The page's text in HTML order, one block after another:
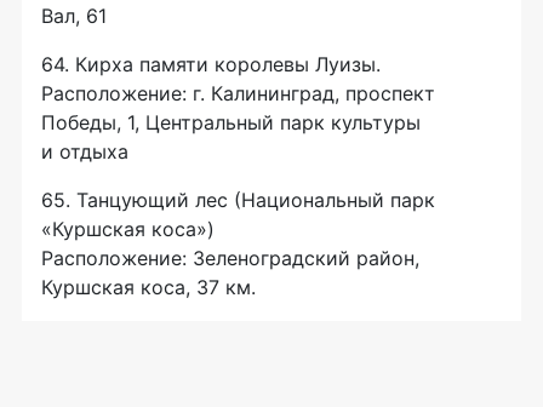
Вал, 61
64. Кирха памяти королевы Луизы.
Расположение: г. Калининград, проспект
Победы, 1, Центральный парк культуры
и отдыха
65. Танцующий лес (Национальный парк
«Куршская коса»)
Расположение: Зеленоградский район,
Куршская коса, 37 км.